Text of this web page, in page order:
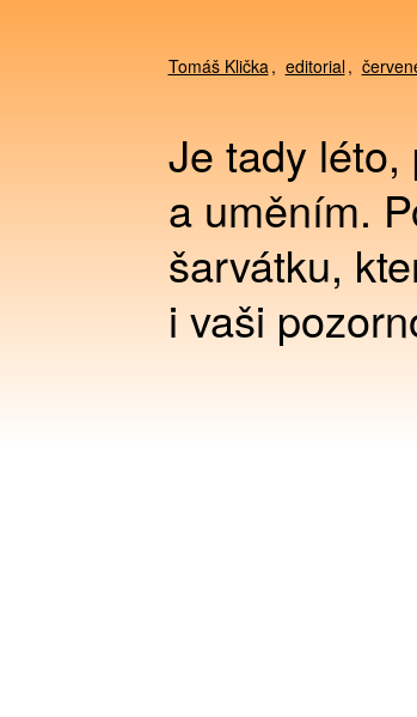
Tomáš Klička editorial
Je tady léto,
a uměním.
šarvátku,
i vaši